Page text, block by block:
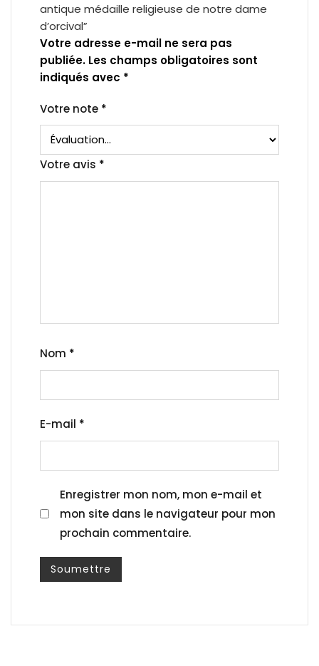
antique médaille religieuse de notre dame
d’orcival”
Votre adresse e-mail ne sera pas
publiée. Les champs obligatoires sont
indiqués avec *
Votre note *
Votre avis *
Nom *
E-mail *
Enregistrer mon nom, mon e-mail et
mon site dans le navigateur pour mon
prochain commentaire.